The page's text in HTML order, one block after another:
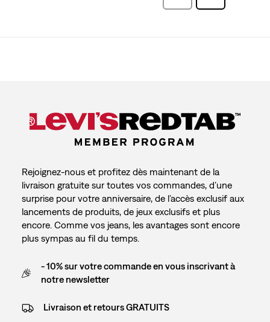
avis
Rejoignez-nous et profitez dès maintenant de la
livraison gratuite sur toutes vos commandes, d’une
surprise pour votre anniversaire, de l’accès exclusif aux
lancements de produits, de jeux exclusifs et plus
encore. Comme vos jeans, les avantages sont encore
plus sympas au fil du temps.
- 10% sur votre commande en vous inscrivant à
notre newsletter
Livraison et retours GRATUITS